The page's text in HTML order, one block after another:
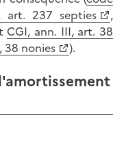
art. 237 septies
,
CGI, ann. III, art. 38
38 nonies ).